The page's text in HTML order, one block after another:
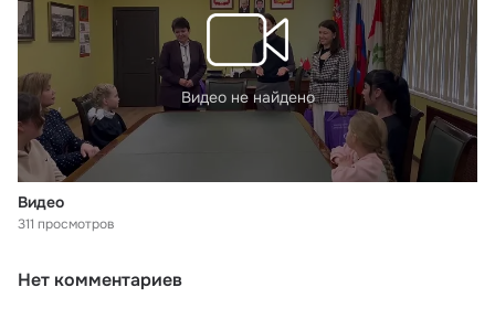
Видео не найдено
Видео
311 просмотров
Нет комментариев